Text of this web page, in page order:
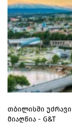
თბილისში
მიაღწია - G&T